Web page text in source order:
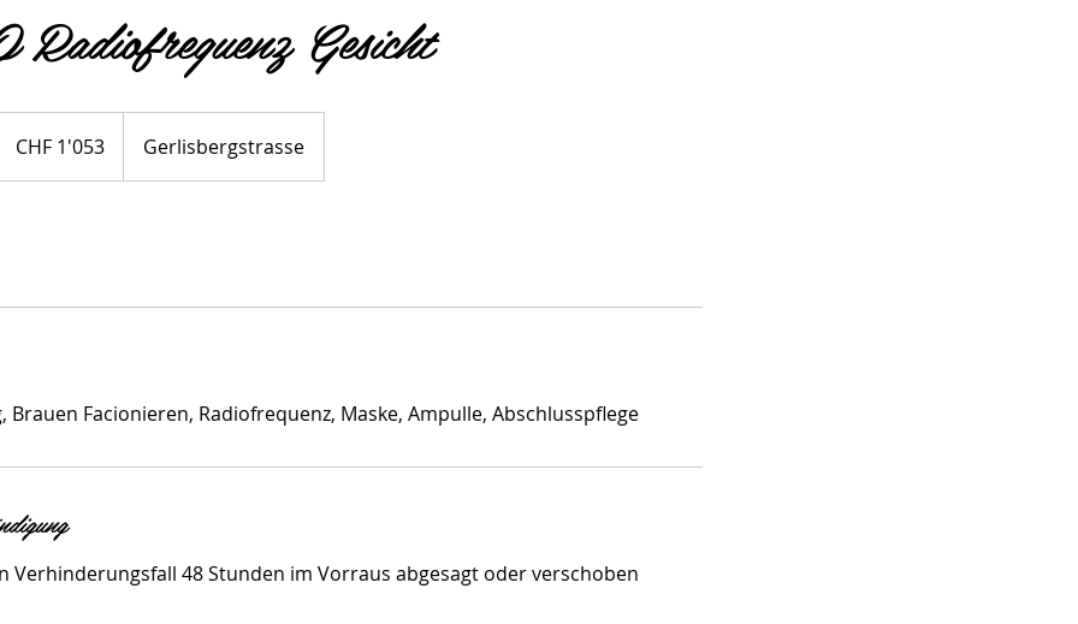
Gesicht
Franken
CHF 1'053 Gerlisbergstrasse
Brauen Facionieren, Radiofrequenz, Maske, Ampulle, Abschlusspflege
Verhinderungsfall 48 Stunden im Vorraus abgesagt oder verschoben